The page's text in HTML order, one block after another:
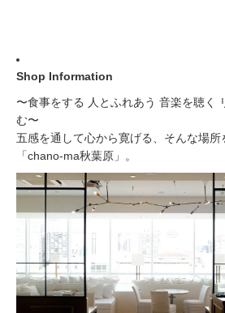
Shop Information
〜食事をする 人とふれあう 音楽を聴く
む〜
五感を通して心から寛げる、そんな場所
「chano-ma秋葉原」。